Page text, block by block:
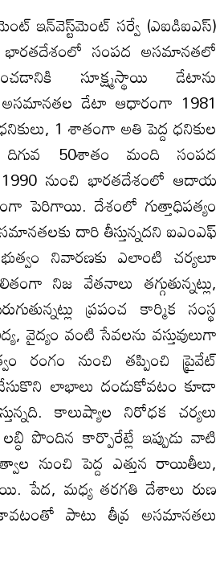
ఇన్‌వెస్ట్‌మెంట్‌ సర్వే (ఎఐడిఐఎస్‌)
భారతదేశంలో సంపద అసమానతలో
సూక్ష్మస్థాయి డేటాను
అసమానతల డేటా ఆధారంగా 1981
1 శాతంగా అతి పెద్ద ధనికుల
50శాతం మంది సంపద
నుంచి భారతదేశంలో ఆదాయ
పెరిగాయి. దేశంలో గుత్తాధిపత్యం
దారి తీస్తున్నదని ఐఎంఎఫ్‌
నివారణకు ఎలాంటి చర్యలూ
నిజ వేతనాలు తగ్గుతున్నట్లు,
ప్రపంచ కార్మిక సంస్థ
వైద్యం వంటి సేవలను వస్తువులుగా
రంగం నుంచి తప్పించి ప్రైవేట్‌
లాభాలు దండుకోవటం కూడా
కాలుష్యాల నిరోధక చర్యలు
పొందిన కార్పొరేట్లే ఇప్పుడు వాటి
నుంచి పెద్ద ఎత్తున రాయితీలు,
పేద, మధ్య తరగతి దేశాలు రుణ
పాటు తీవ్ర అసమానతలు